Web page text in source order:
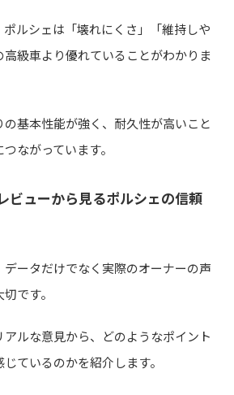
ルシェは「壊れにくさ」「維持しや
級車より優れていることがわかりま
基本性能が強く、耐久性が高いこと
ながっています。
ビューから見るポルシェの信頼
ータだけでなく実際のオーナーの声
です。
ルな意見から、どのようなポイント
ているのかを紹介します。